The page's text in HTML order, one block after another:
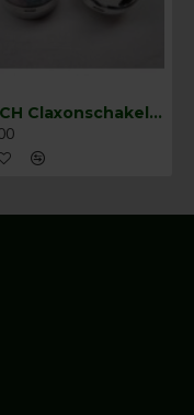
BOSCH Claxonschakelaar opbouw ⌀26 mm 0343007001